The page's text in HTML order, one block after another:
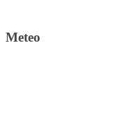
Meteo